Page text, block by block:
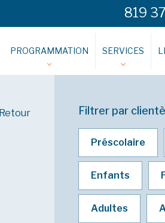
819
PROGRAMMATION SERVICES
Retour Filtrer par
Préscolaire
Enfants
Adultes